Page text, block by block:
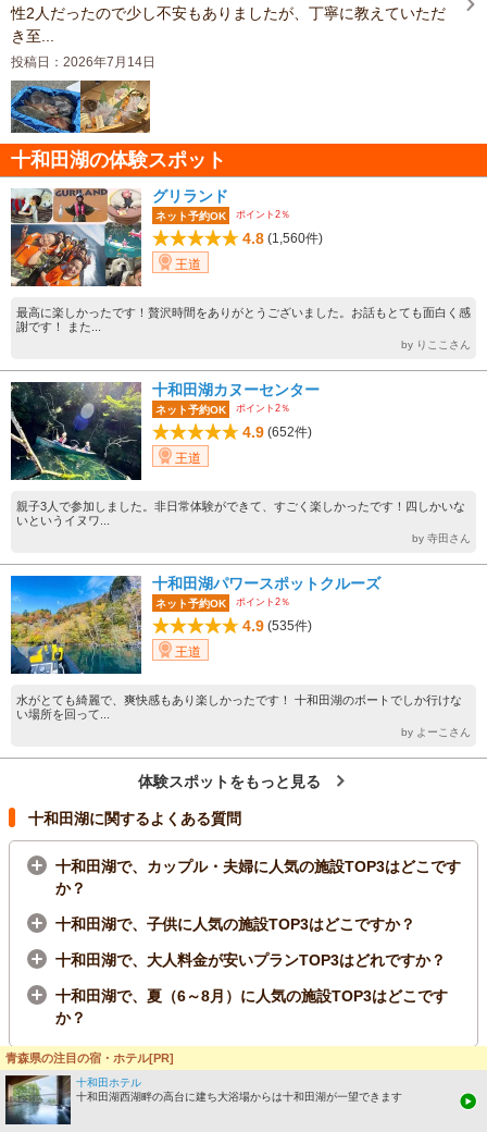
性2人だったので少し不安もありましたが、丁寧に教えていただ
き至...
投稿日：2026年7月14日
十和田湖の体験スポット
グリランド
ネット予約OK ポイント2％
4.8 (1,560件)
王道
最高に楽しかったです！贅沢時間をありがとうございました。お話もとても面白く感
謝です！ また...
by りここさん
十和田湖カヌーセンター
ネット予約OK ポイント2％
4.9 (652件)
王道
親子3人で参加しました。非日常体験ができて、すごく楽しかったです！四しかいな
いというイヌワ...
by 寺田さん
十和田湖パワースポットクルーズ
ネット予約OK ポイント2％
4.9 (535件)
王道
水がとても綺麗で、爽快感もあり楽しかったです！ 十和田湖のボートでしか行けな
い場所を回って...
by よーこさん
体験スポットをもっと見る
十和田湖に関するよくある質問
十和田湖で、カップル・夫婦に人気の施設TOP3はどこです
か？
十和田湖で、子供に人気の施設TOP3はどこですか？
十和田湖で、大人料金が安いプランTOP3はどれですか？
十和田湖で、夏（6～8月）に人気の施設TOP3はどこです
か？
十和田湖のグルメ
青森県の注目の宿・ホテル[PR]
十和田ホテル
十和田湖西湖畔の高台に建ち大浴場からは十和田湖が一望できます